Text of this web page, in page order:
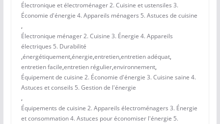
Électronique et électroménager 2. Cuisine et ustensiles 3.
Économie d'énergie 4. Appareils ménagers 5. Astuces de cuisine
,
Électronique ménager 2. Cuisine 3. Énergie 4. Appareils
électriques 5. Durabilité
,énergétiquement,énergie,entretien,entretien adéquat,
entretien facile,entretien régulier,environnement,
Équipement de cuisine 2. Économie d'énergie 3. Cuisine saine 4.
Astuces et conseils 5. Gestion de l'énergie
,
Équipements de cuisine 2. Appareils électroménagers 3. Énergie
et consommation 4. Astuces pour économiser l'énergie 5.